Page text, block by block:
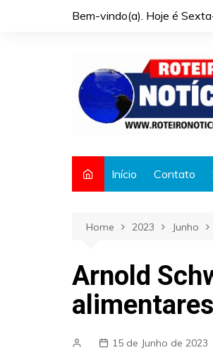
Bem-vindo(a). Hoje é
Início Contato
Home 2023 Junho
Arnold
15 de Junho de 2023